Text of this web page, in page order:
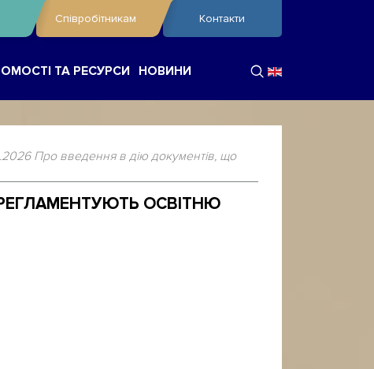
Співробітникам Контакти
ТА РЕСУРСИ НОВИНИ
Про введення в дію документів, що
ОСВІТНЮ